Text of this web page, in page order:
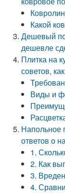
Какой
Дешевый
дешевле
Плитка на
советов,
Виды и
Напольное
ответов о
1.
2. Как
3.
4.